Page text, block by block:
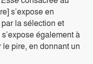
s’expose en
la sélection et
également à
pire, en donnant un